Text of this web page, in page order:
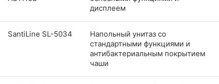
дисплеем
SantiLine SL-5034
Напольный унитаз со
стандартными функциями и
антибактериальным покрытием
чаши